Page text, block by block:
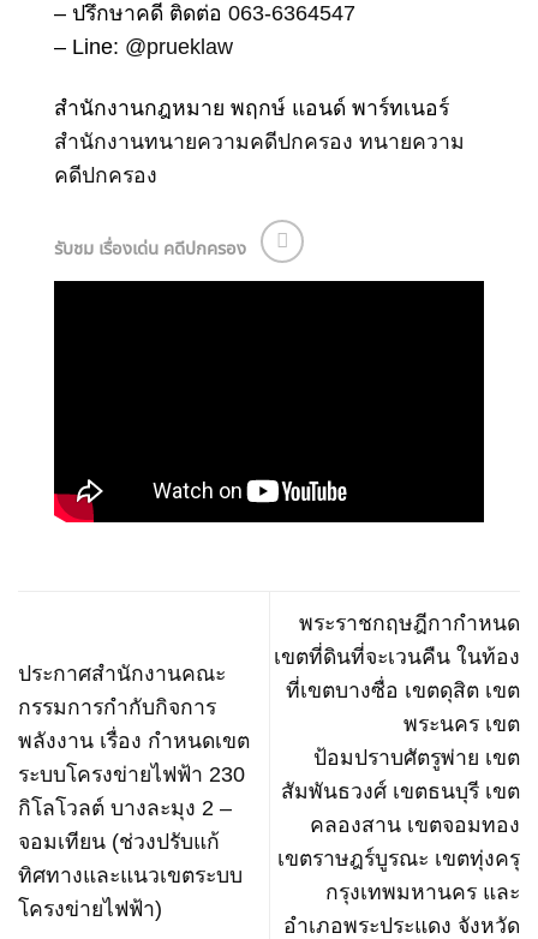
– ปรึกษาคดี ติดต่อ 063-6364547
– Line: @prueklaw
สำนักงานกฎหมาย พฤกษ์ แอนด์ พาร์ทเนอร์
สำนักงานทนายความคดีปกครอง ทนายความ
คดีปกครอง
รับชม เรื่องเด่น คดีปกครอง
ประกาศสำนักงานคณะ
กรรมการกำกับกิจการ
พลังงาน เรื่อง กำหนดเขต
ระบบโครงข่ายไฟฟ้า 230
กิโลโวลต์ บางละมุง 2 –
จอมเทียน (ช่วงปรับแก้
ทิศทางและแนวเขตระบบ
โครงข่ายไฟฟ้า)
พระราชกฤษฎีกากำหนด
เขตที่ดินที่จะเวนคืน ในท้อง
ที่เขตบางซื่อ เขตดุสิต เขต
พระนคร เขต
ป้อมปราบศัตรูพ่าย เขต
สัมพันธวงศ์ เขตธนบุรี เขต
คลองสาน เขตจอมทอง
เขตราษฎร์บูรณะ เขตทุ่งครุ
กรุงเทพมหานคร และ
อำเภอพระประแดง จังหวัด